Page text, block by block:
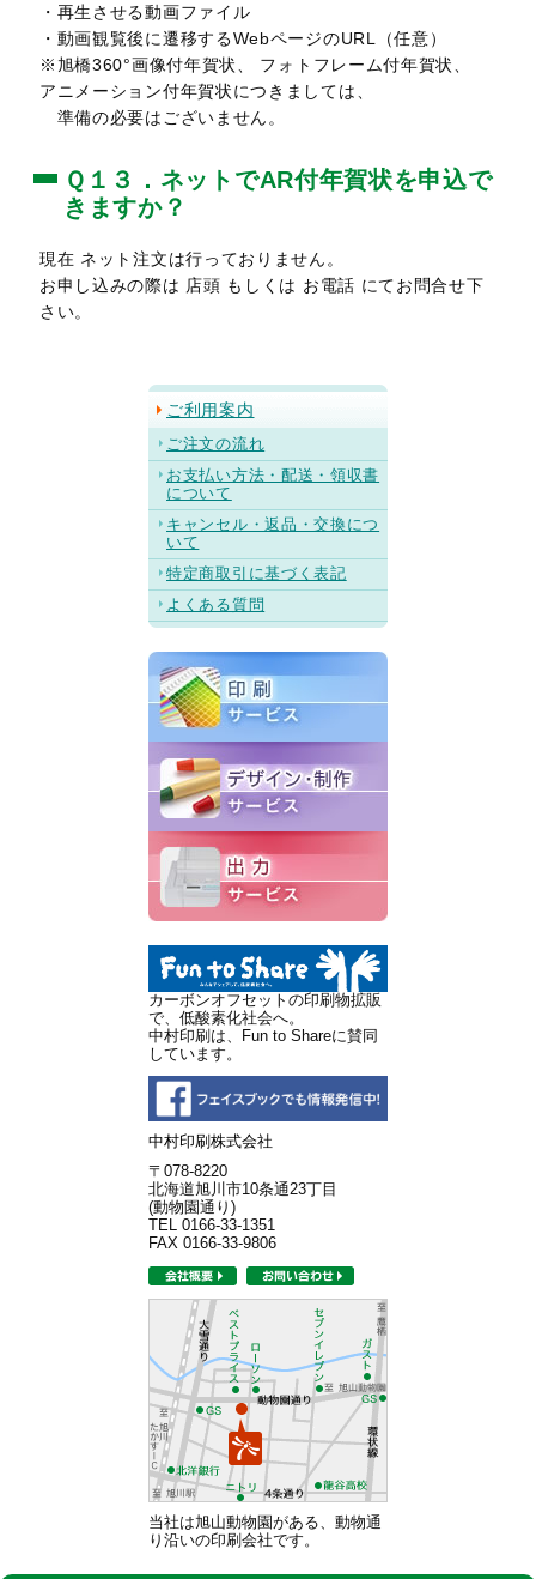
・再生させる動画ファイル
・動画観覧後に遷移するWebページのURL（任意）
※旭橋360°画像付年賀状、 フォトフレーム付年賀状、
アニメーション付年賀状につきましては、
準備の必要はございません。
Ｑ１３．ネットでAR付年賀状を申込で
きますか？
現在 ネット注文は行っておりません。
お申し込みの際は 店頭 もしくは お電話 にてお問合せ下
さい。
ご利用案内
ご注文の流れ
お支払い方法・配送・領収書
について
キャンセル・返品・交換につ
いて
特定商取引に基づく表記
よくある質問
カーボンオフセットの印刷物拡販
で、低酸素化社会へ。
中村印刷は、Fun to Shareに賛同
しています。
中村印刷株式会社
〒078-8220
北海道旭川市10条通23丁目
(動物園通り)
TEL 0166-33-1351
FAX 0166-33-9806
当社は旭山動物園がある、動物通
り沿いの印刷会社です。